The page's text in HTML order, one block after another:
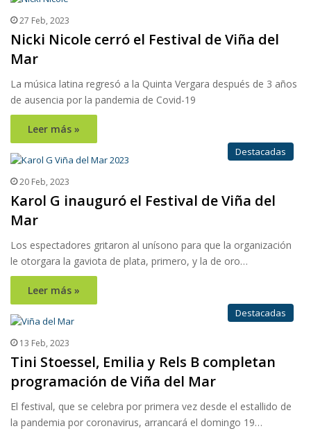
27 Feb, 2023
Nicki Nicole cerró el Festival de Viña del
Mar
La música latina regresó a la Quinta Vergara después de 3 años
de ausencia por la pandemia de Covid-19
Leer más »
Destacadas
20 Feb, 2023
Karol G inauguró el Festival de Viña del
Mar
Los espectadores gritaron al unísono para que la organización
le otorgara la gaviota de plata, primero, y la de oro…
Leer más »
Destacadas
13 Feb, 2023
Tini Stoessel, Emilia y Rels B completan
programación de Viña del Mar
El festival, que se celebra por primera vez desde el estallido de
la pandemia por coronavirus, arrancará el domingo 19…